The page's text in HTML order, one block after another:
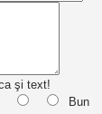
şi text!
Bun